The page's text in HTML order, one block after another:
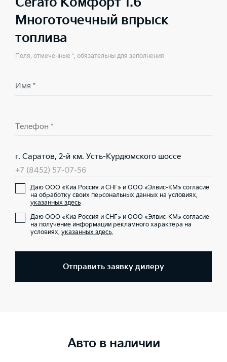
Многоточечный впрыск
топлива
Поля, отмеченные *, обязательны для заполнения
Имя *
Телефон *
г. Саратов, 2-й км. Усть-Курдюмского шоссе
+7 (8452) 57-07-56
Даю ООО «Киа Россия и СНГ» и ООО «Элвис-КМ» согласие
на обработку своих персональных данных на условиях,
указанных здесь
Даю ООО «Киа Россия и СНГ» и ООО «Элвис-КМ» согласие
на получение информации рекламного характера на
условиях, указанных здесь.
Отправить заявку дилеру
Авто в наличии